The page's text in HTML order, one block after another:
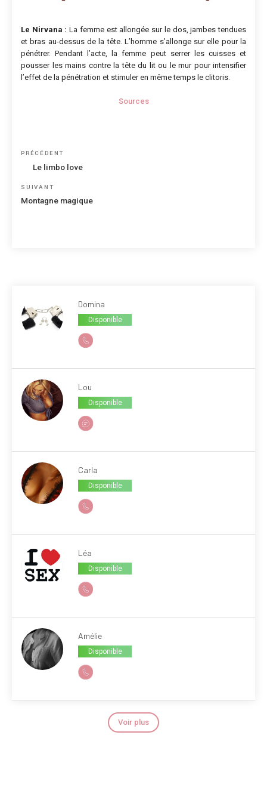
Le Nirvana : La femme est allongée sur le dos, jambes tendues
et bras au-dessus de la tête. L’homme s’allonge sur elle pour la
pénétrer. Pendant l’acte, la femme peut serrer les cuisses et
pousser les mains contre la tête du lit ou le mur pour intensifier
l’effet de la pénétration et stimuler en même temps le clitoris.
Sources
Navigation
Article
précédent
PRÉCÉDENT
Le limbo love
Article
suivant
SUIVANT
Montagne magique
Domina
Disponible
Lou
Disponible
Carla
Disponible
Léa
Disponible
Amélie
Disponible
Voir plus